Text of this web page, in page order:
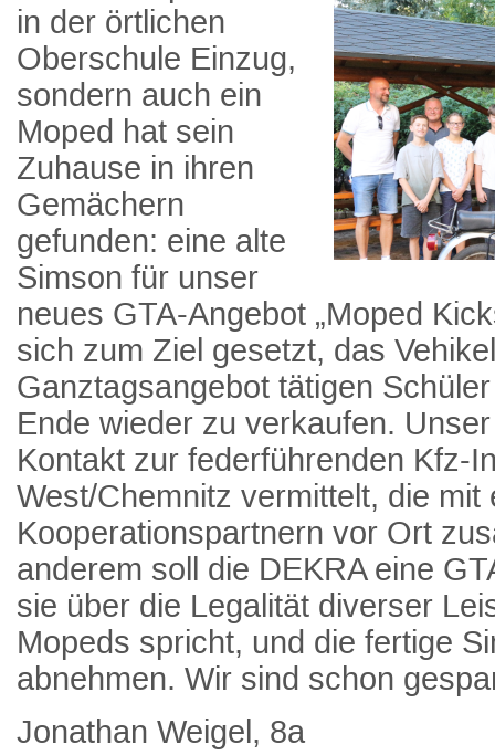
in der örtlichen
Oberschule Einzug,
sondern auch ein
Moped hat sein
Zuhause in ihren
Gemächern
gefunden: eine alte
Simson für unser
neues GTA-Angebot „Moped
sich zum Ziel gesetzt, das
Ganztagsangebot tätigen
Ende wieder zu verkaufen.
Kontakt zur federführenden Kfz-
West/Chemnitz vermittelt, die mit
Kooperationspartnern vor Ort
anderem soll die DEKRA eine
sie über die Legalität diverser
Mopeds spricht, und die fertige
abnehmen. Wir sind schon
Jonathan Weigel, 8a